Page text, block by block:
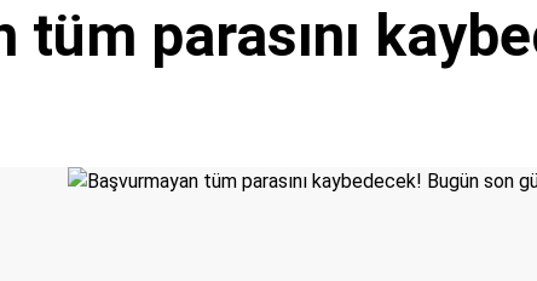
tüm parasını